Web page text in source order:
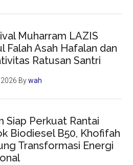
Muharram LAZIS
Falah Asah Hafalan dan
Ratusan Santri
Bywah
Siap Perkuat Rantai
Biodiesel B50, Khofifah
Transformasi Energi